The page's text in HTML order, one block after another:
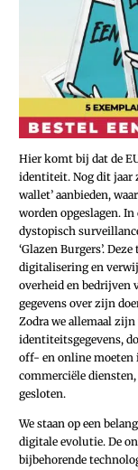
Hier komt bij dat de
identiteit. Nog dit jaar
wallet’ aanbieden,
worden opgeslagen.
dystopisch
‘Glazen Burgers’.
digitalisering en
overheid en bedrijven
gegevens over zijn
Zodra we allemaal
identiteitsgegevens,
off- en online moeten
commerciële
gesloten.
We staan op een
digitale evolutie. De
bijbehorende